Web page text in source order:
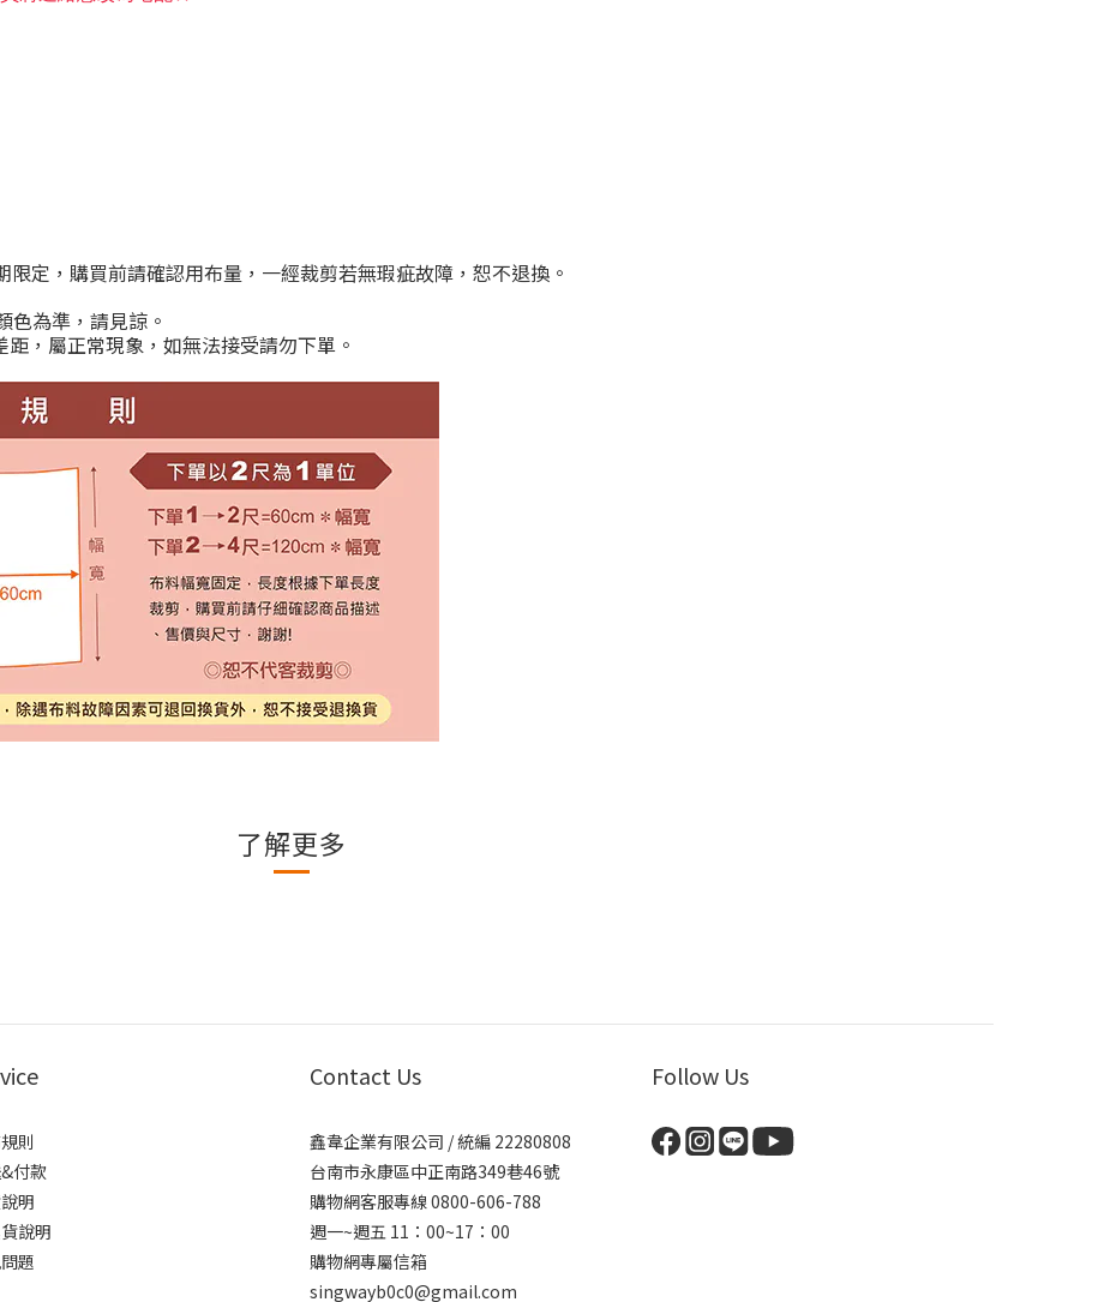
限定，購買前請確認用布量，一經裁剪若無瑕疵故障，恕不退換。
色為準，請見諒。
距，屬正常現象，如無法接受請勿下單。
了解更多
則
付款
明
說明
題
Contact Us
鑫韋企業有限公司 / 統編 22280808
台南市永康區中正南路349巷46號
購物網客服專線 0800-606-788
週一~週五 11：00~17：00
購物網專屬信箱
singwayb0c0@gmail.com
Follow Us